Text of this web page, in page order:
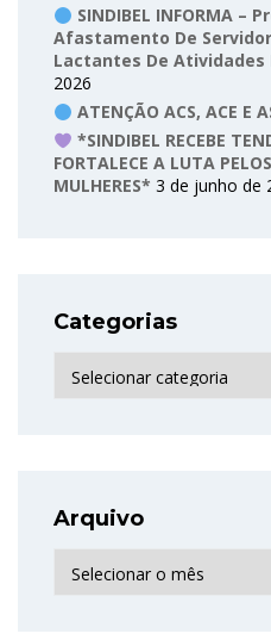
SINDIBEL INFORMA –
Afastamento De
Lactantes De Atividades
2026
ATENÇÃO ACS, ACE E
*SINDIBEL RECEBE
FORTALECE A LUTA
MULHERES* 3 de junho de
Categorias
Categorias
Arquivo
Arquivo